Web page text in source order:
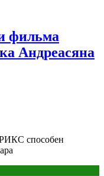
фильма
Андреасяна
способен